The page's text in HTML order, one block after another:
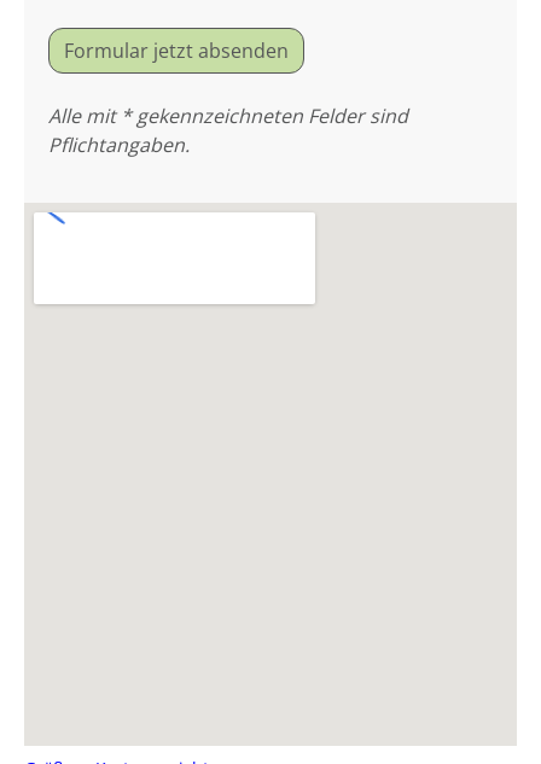
Formular jetzt absenden
Alle mit * gekennzeichneten Felder sind
Pflichtangaben.